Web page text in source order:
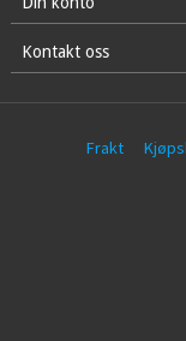
Kontakt oss
Frakt